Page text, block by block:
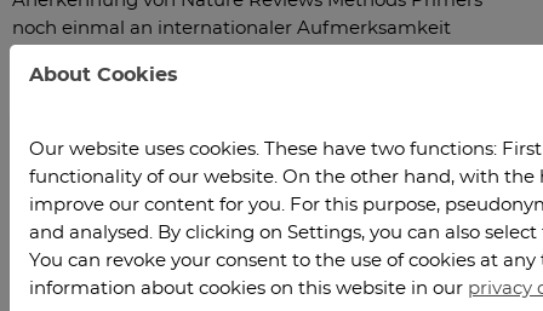
noch einmal an internationaler Aufmerksamkeit
About Cookies
Our website uses cookies. These have two functions:
functionality of our website. On the other hand, with the
improve our content for you. For this purpose,
and analysed. By clicking on Settings, you can also
You can revoke your consent to the use of cookies at
information about cookies on this website in our privacy